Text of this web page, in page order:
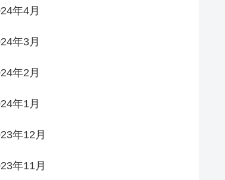
年4月
年3月
年2月
年1月
年12月
年11月